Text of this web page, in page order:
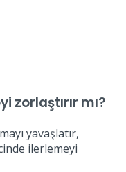
zorlaştırır mı?
yavaşlatır,
ilerlemeyi